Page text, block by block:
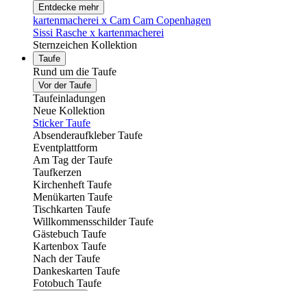
Entdecke mehr
kartenmacherei x Cam Cam Copenhagen
Sissi Rasche x kartenmacherei
Sternzeichen Kollektion
Taufe
Rund um die Taufe
Vor der Taufe
Taufeinladungen
Neue Kollektion
Sticker Taufe
Absenderaufkleber Taufe
Eventplattform
Am Tag der Taufe
Taufkerzen
Kirchenheft Taufe
Menükarten Taufe
Tischkarten Taufe
Willkommensschilder Taufe
Gästebuch Taufe
Kartenbox Taufe
Nach der Taufe
Dankeskarten Taufe
Fotobuch Taufe